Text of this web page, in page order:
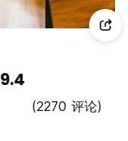
9.4
(2270 评论)